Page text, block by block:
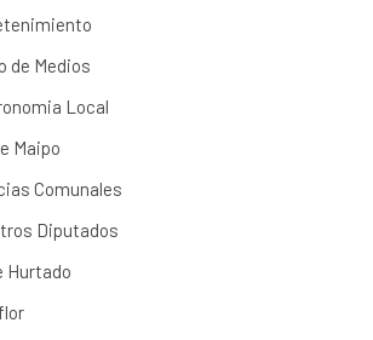
de Medios
Local
Maipo
Comunales
Diputados
Hurtado